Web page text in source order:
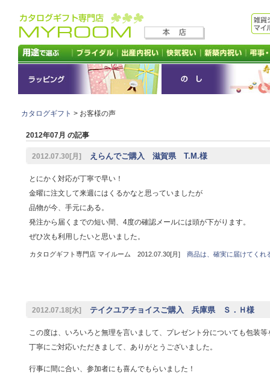
カタログギフト > お客様の声
2012年07月 の記事
2012.07.30[月] えらんでご購入 滋賀県 T.M.様
とにかく対応が丁寧で早い！
金曜に注文して来週にはくるかなと思っていましたが
品物が今、手元にある。
発注から届くまでの短い間、4度の確認メールには頭が下がります。
ぜひ次も利用したいと思いました。
カタログギフト専門店 マイルーム 2012.07.30[月] 商品は、確実に届けてくれ
2012.07.18[水] テイクユアチョイスご購入 兵庫県 Ｓ．Ｈ様
この度は、いろいろと無理を言いまして、プレゼント分についても包装
丁寧にご対応いただきまして、ありがとうございました。
行事に間に合い、参加者にも喜んでもらいました！